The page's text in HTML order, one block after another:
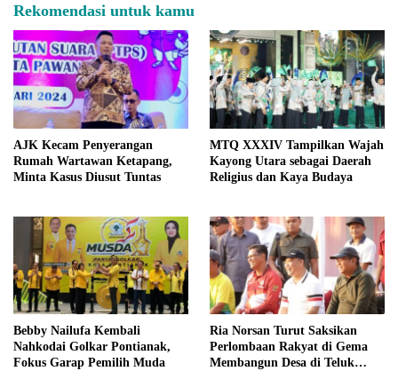
Rekomendasi untuk kamu
AJK Kecam Penyerangan
Rumah Wartawan Ketapang,
Minta Kasus Diusut Tuntas
MTQ XXXIV Tampilkan Wajah
Kayong Utara sebagai Daerah
Religius dan Kaya Budaya
Bebby Nailufa Kembali
Nahkodai Golkar Pontianak,
Fokus Garap Pemilih Muda
Ria Norsan Turut Saksikan
Perlombaan Rakyat di Gema
Membangun Desa di Teluk